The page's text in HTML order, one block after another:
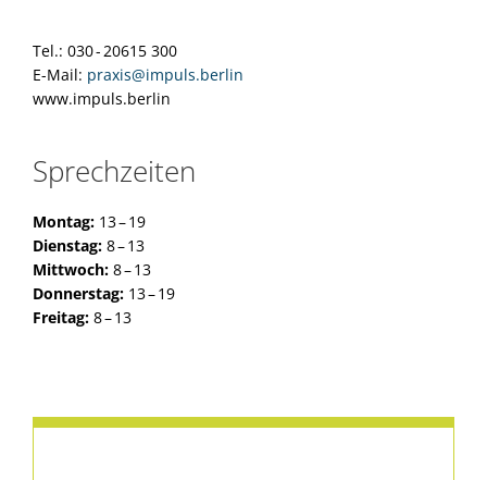
Tel.: 030 - 20615 300
E-Mail: praxis@impuls.berlin
www.impuls.berlin
Sprechzeiten
Montag:13 – 19
Dienstag: 8 – 13
Mittwoch:8 – 13
Donnerstag: 13 – 19
Freitag: 8 – 13